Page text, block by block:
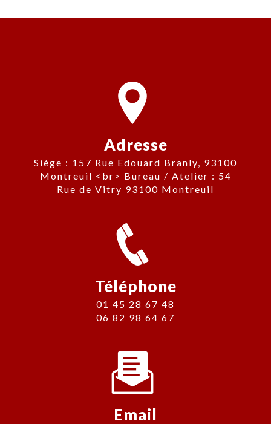
Adresse
Siège : 157 Rue Edouard Branly, 93100
Montreuil <br> Bureau / Atelier : 54
Rue de Vitry 93100 Montreuil
Téléphone
01 45 28 67 48
06 82 98 64 67
Email